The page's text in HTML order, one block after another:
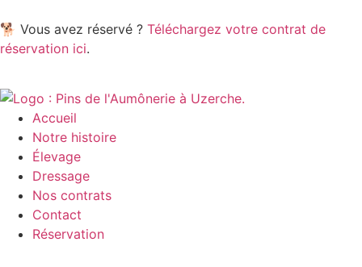
🐕 Vous avez réservé ? Téléchargez votre contrat de
réservation ici.
Accueil
Notre histoire
Élevage
Dressage
Nos contrats
Contact
Réservation